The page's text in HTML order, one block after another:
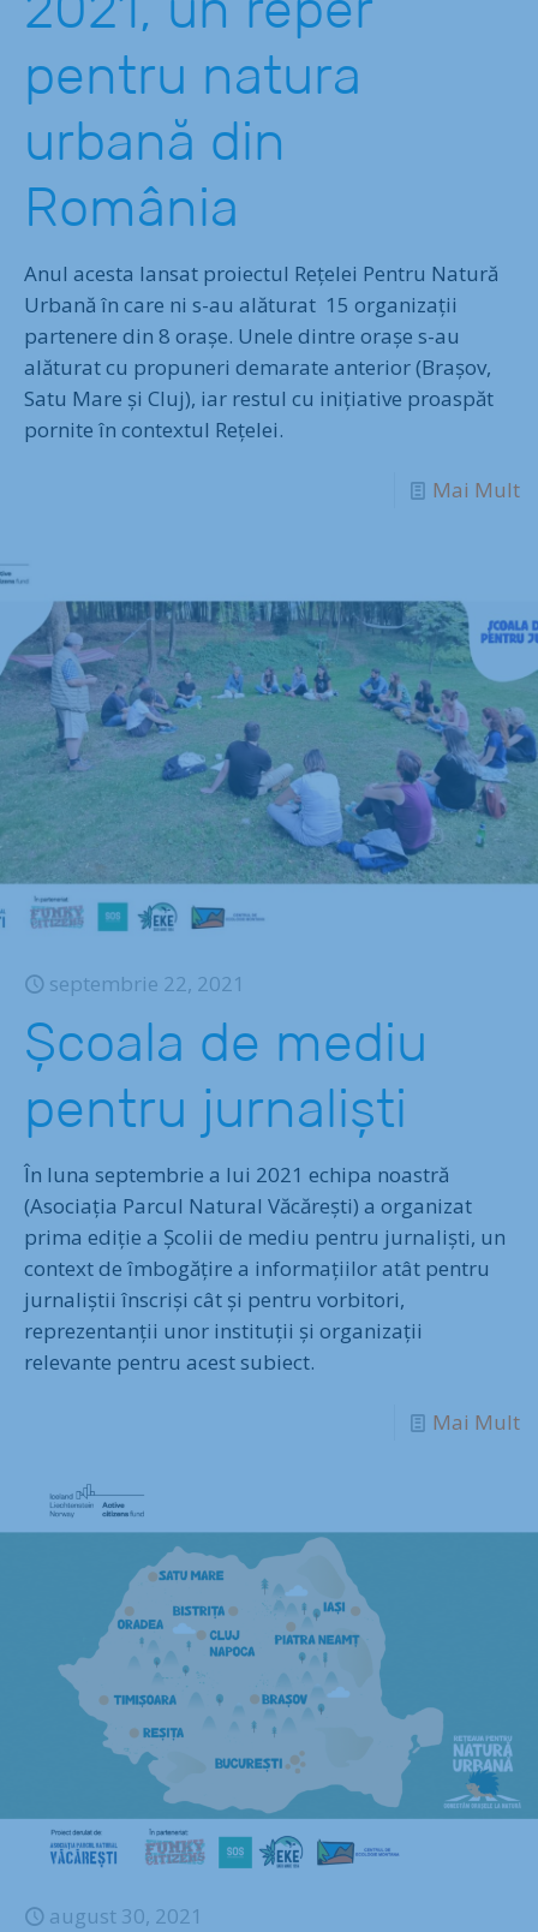
pentru natura
urbană din
România
Anul acesta lansat proiectul Rețelei Pentru Natură
Urbană în care ni s-au alăturat 15 organizații
partenere din 8 orașe. Unele dintre orașe s-au
alăturat cu propuneri demarate anterior (Brașov,
Satu Mare și Cluj), iar restul cu inițiative proaspăt
pornite în contextul Rețelei.
Mai Mult
septembrie 22, 2021
Școala de mediu
pentru jurnaliști
În luna septembrie a lui 2021 echipa noastră
(Asociația Parcul Natural Văcărești) a organizat
prima ediție a Școlii de mediu pentru jurnaliști, un
context de îmbogățire a informațiilor atât pentru
jurnaliștii înscriși cât și pentru vorbitori,
reprezentanții unor instituții și organizații
relevante pentru acest subiect.
Mai Mult
august 30, 2021